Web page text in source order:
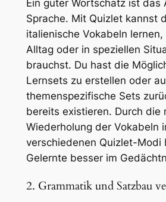
Ein guter Wortschatz ist das
Sprache. Mit Quizlet kannst
italienische Vokabeln
Alltag oder in speziellen
brauchst. Du hast die
Lernsets zu erstellen oder
themenspezifische Sets
bereits existieren. Durch die
Wiederholung der Vokabeln
verschiedenen Quizlet-Modi
Gelernte besser im
2. Grammatik und Satzbau